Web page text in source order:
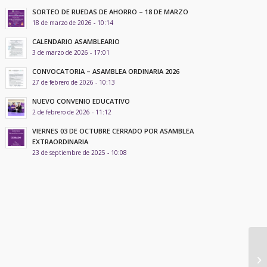
SORTEO DE RUEDAS DE AHORRO – 18 DE MARZO
18 de marzo de 2026 - 10:14
CALENDARIO ASAMBLEARIO
3 de marzo de 2026 - 17:01
CONVOCATORIA – ASAMBLEA ORDINARIA 2026
27 de febrero de 2026 - 10:13
NUEVO CONVENIO EDUCATIVO
2 de febrero de 2026 - 11:12
VIERNES 03 DE OCTUBRE CERRADO POR ASAMBLEA
EXTRAORDINARIA
23 de septiembre de 2025 - 10:08